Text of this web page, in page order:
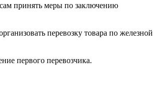
принять меры по заключению
перевозку товара по железной
первого перевозчика.